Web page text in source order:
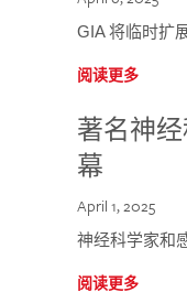
GIA 将临时扩
阅读更多
著名神经
幕
April 1, 2025
神经科学家和
阅读更多